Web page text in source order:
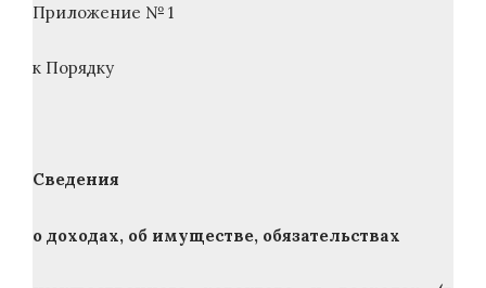
Приложение № 1
к Порядку
Сведения
о доходах, об имуществе, обязательствах